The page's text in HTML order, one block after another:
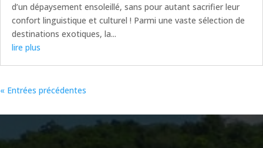
d’un dépaysement ensoleillé, sans pour autant sacrifier leur
confort linguistique et culturel ! Parmi une vaste sélection de
destinations exotiques, la...
lire plus
« Entrées précédentes